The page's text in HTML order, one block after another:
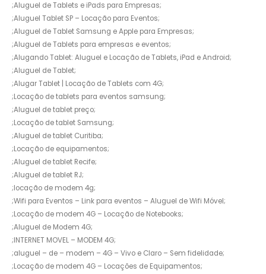
;Aluguel de Tablets e iPads para Empresas;
;Aluguel Tablet SP – Locação para Eventos;
;Aluguel de Tablet Samsung e Apple para Empresas;
;Aluguel de Tablets para empresas e eventos;
;Alugando Tablet: Aluguel e Locação de Tablets, iPad e Android;
;Aluguel de Tablet;
;Alugar Tablet | Locação de Tablets com 4G;
;Locação de tablets para eventos samsung;
;Aluguel de tablet preço;
;Locação de tablet Samsung;
;Aluguel de tablet Curitiba;
;Locação de equipamentos;
;Aluguel de tablet Recife;
;Aluguel de tablet RJ;
;locação de modem 4g;
;Wifi para Eventos – Link para eventos – Aluguel de Wifi Móvel;
;Locação de modem 4G – Locação de Notebooks;
;Aluguel de Modem 4G;
;INTERNET MOVEL – MODEM 4G;
;aluguel – de – modem – 4G – Vivo e Claro – Sem fidelidade;
;Locação de modem 4G – Locações de Equipamentos;